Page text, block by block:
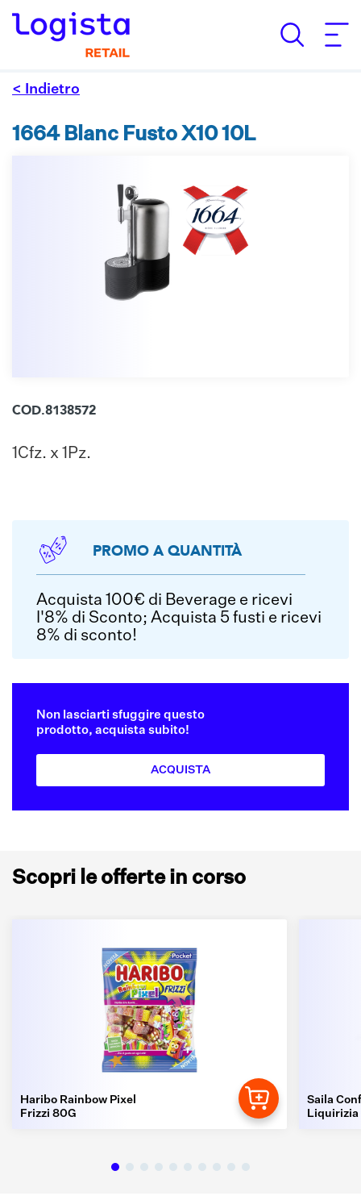
< Indietro
1664 Blanc Fusto X10 10L
COD.8138572
1Cfz. x 1Pz.
PROMO A QUANTITÀ
Acquista 100€ di Beverage e ricevi
l'8% di Sconto; Acquista 5 fusti e ricevi
8% di sconto!
Non lasciarti sfuggire questo
prodotto, acquista subito!
ACQUISTA
Scopri le offerte in corso
Haribo Rainbow Pixel
Frizzi 80G
Saila
Liquirizia